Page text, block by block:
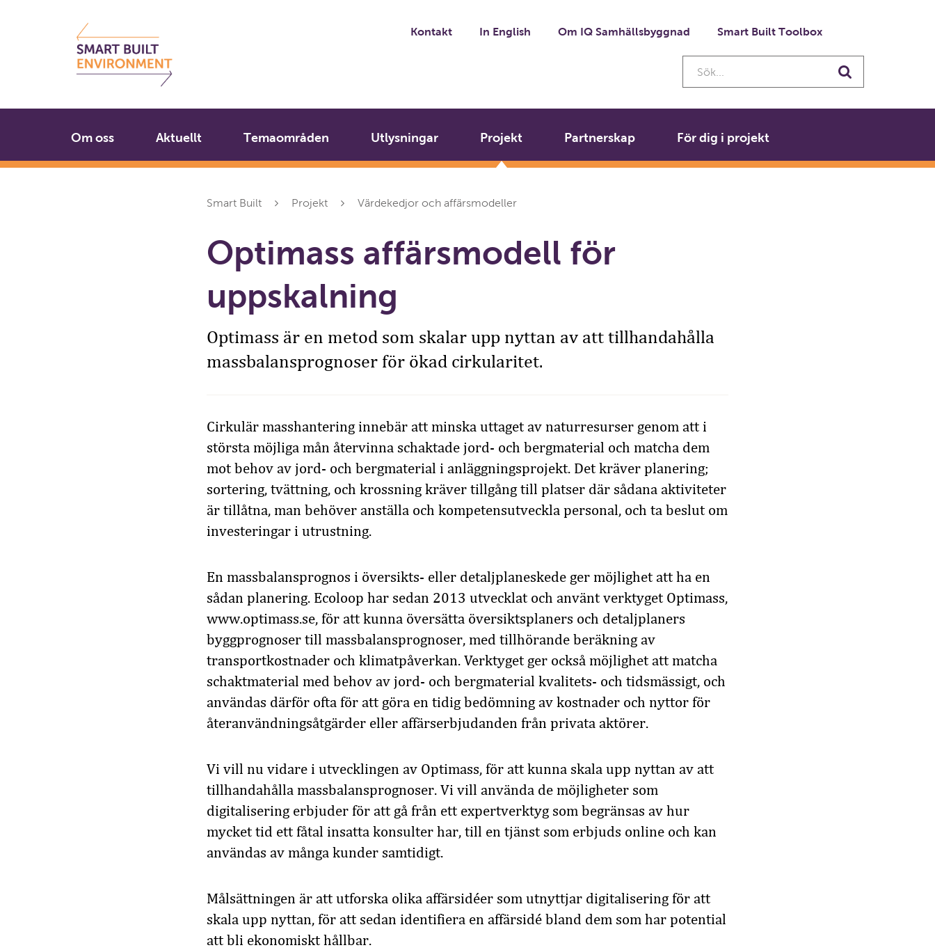
Kontakt In English Om IQ Samhällsbyggnad Smart Built Toolbox
Sök
Om oss Aktuellt Temaområden Utlysningar Projekt Partnerskap För dig i projekt
Smart Built Projekt Värdekedjor och affärsmodeller
Optimass affärsmodell för
uppskalning
Optimass är en metod som skalar upp nyttan av att tillhandahålla
massbalansprognoser för ökad cirkularitet.
Cirkulär masshantering innebär att minska uttaget av naturresurser genom att i
största möjliga mån återvinna schaktade jord- och bergmaterial och matcha dem
mot behov av jord- och bergmaterial i anläggningsprojekt. Det kräver planering;
sortering, tvättning, och krossning kräver tillgång till platser där sådana aktiviteter
är tillåtna, man behöver anställa och kompetensutveckla personal, och ta beslut om
investeringar i utrustning.
En massbalansprognos i översikts- eller detaljplaneskede ger möjlighet att ha en
sådan planering. Ecoloop har sedan 2013 utvecklat och använt verktyget Optimass,
www.optimass.se, för att kunna översätta översiktsplaners och detaljplaners
byggprognoser till massbalansprognoser, med tillhörande beräkning av
transportkostnader och klimatpåverkan. Verktyget ger också möjlighet att matcha
schaktmaterial med behov av jord- och bergmaterial kvalitets- och tidsmässigt, och
användas därför ofta för att göra en tidig bedömning av kostnader och nyttor för
återanvändningsåtgärder eller affärserbjudanden från privata aktörer.
Vi vill nu vidare i utvecklingen av Optimass, för att kunna skala upp nyttan av att
tillhandahålla massbalansprognoser. Vi vill använda de möjligheter som
digitalisering erbjuder för att gå från ett expertverktyg som begränsas av hur
mycket tid ett fåtal insatta konsulter har, till en tjänst som erbjuds online och kan
användas av många kunder samtidigt.
Målsättningen är att utforska olika affärsidéer som utnyttjar digitalisering för att
skala upp nyttan, för att sedan identifiera en affärsidé bland dem som har potential
att bli ekonomiskt hållbar.